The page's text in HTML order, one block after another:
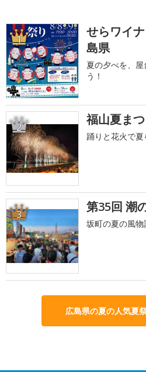
1
せらワイ
島県
夏の夕べを、
う！
2 福山夏ま
踊りと花火で
3 第35回 潮
坂町の夏の風物
広島県の夏の人気夏